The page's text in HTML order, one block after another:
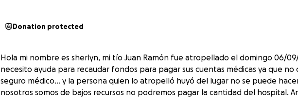
Donation protected
Hola mi nombre es sherlyn, mi tío Juan Ramón fue atropellado el domingo 06/09/
necesito ayuda para recaudar fondos para pagar sus cuentas médicas ya que no
seguro médico… y la persona quien lo atropelló huyó del lugar no se puede
nosotros somos de bajos recursos no podremos pagar la cantidad del hospital.